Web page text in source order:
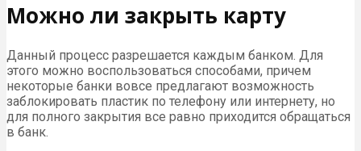
Можно ли закрыть карту
Данный процесс разрешается каждым банком. Для
этого можно воспользоваться способами, причем
некоторые банки вовсе предлагают возможность
заблокировать пластик по телефону или интернету, но
для полного закрытия все равно приходится обращаться
в банк.